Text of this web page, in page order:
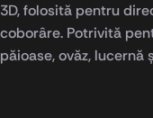
3D, folosită pentru
coborâre. Potrivită
păioase, ovăz, lucernă